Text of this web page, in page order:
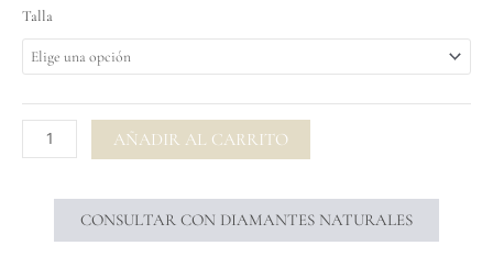
$
Talla
Anillo
oro
amarillo
diamantes
CORAZÓN
cantidad
AÑADIR AL CARRITO
CONSULTAR CON DIAMANTES NATURALES